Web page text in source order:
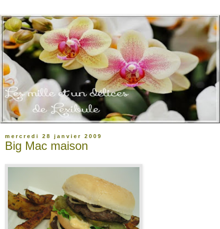
mercredi 28 janvier 2009
Big Mac maison